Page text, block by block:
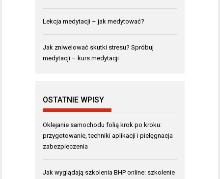
Lekcja medytacji – jak medytować?
Jak zniwelować skutki stresu? Spróbuj
medytacji – kurs medytacji
OSTATNIE WPISY
Oklejanie samochodu folią krok po kroku:
przygotowanie, techniki aplikacji i pielęgnacja
zabezpieczenia
Jak wyglądają szkolenia BHP online: szkolenie